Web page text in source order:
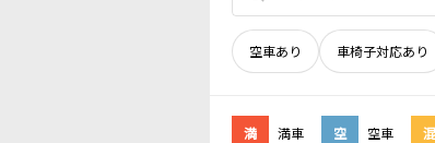
空車あり 車椅子対応あり
満 満車 空 空車 混